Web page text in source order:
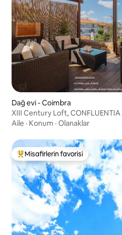
Dağ evi - Coimbra
XIII Century Loft,
Aile · Konum · Olanaklar
Misafirlerin favorilerinden en
Misafirlerin favorisi